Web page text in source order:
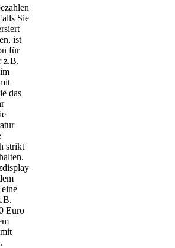
Sie
ist
für
z.B.
das
strikt
Euro